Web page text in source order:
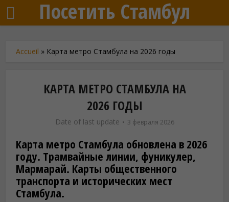
Посетить Стамбул
Accueil » Карта метро Стамбула на 2026 годы
КАРТА МЕТРО СТАМБУЛА НА
2026 ГОДЫ
Date of last update 3 февраля 2026
Карта метро Стамбула обновлена в 2026
году. Трамвайные линии, фуникулер,
Мармарай. Карты общественного
транспорта и исторических мест
Стамбула.